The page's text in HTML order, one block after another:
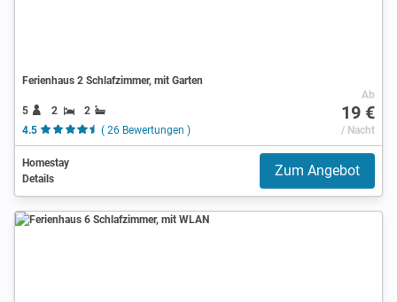
Ferienhaus 2 Schlafzimmer, mit Garten
5 2
2
4.5
( 26 Bewertungen )
Ab
19 €
/ Nacht
Homestay
Details
Zum Angebot